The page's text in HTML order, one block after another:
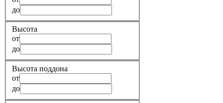
до
Высота
от
до
Высота поддона
от
до